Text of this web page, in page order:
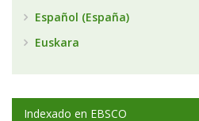
Español (España)
Euskara
Indexado en EBSCO